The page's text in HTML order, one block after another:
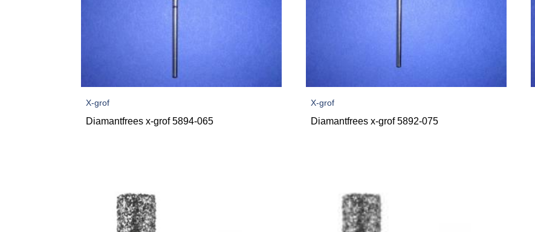
X-grof
Diamantfrees x-grof 5894-065
X-grof
Diamantfrees x-grof 5892-075